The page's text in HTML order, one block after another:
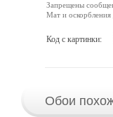
Запрещены
Мат и оскорбления
Код с картинки:
Обои